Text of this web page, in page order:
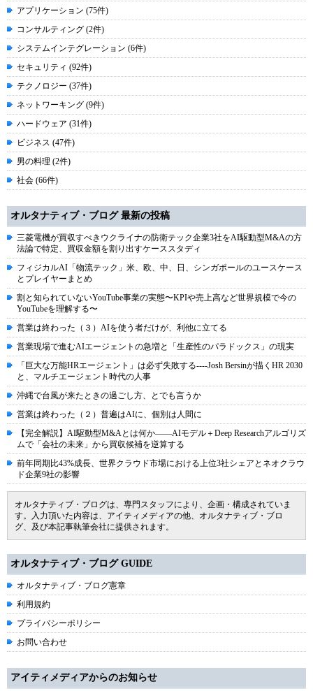
アプリケーション (75件)
コンサルティング (2件)
システムインテグレーション (6件)
セキュリティ (92件)
テクノロジー (37件)
ネットワーキング (9件)
ハードウェア (31件)
ビジネス (47件)
男の料理 (2件)
社会 (66件)
オルタナティブ・ブログ 最新の投稿
三菱電機が買収すべきウクライナの防衛テック企業3社をAI駆動型M&Aの方
法論で特定、買収金額を割り出すケーススタディ
フィジカルAI「物流テック」米、欧、中、日、シンガポールのユースケース
とプレイヤーまとめ
割と知られていないYouTube事業の実態〜KPIや売上高など世界規模で今の
YouTubeを理解する〜
営業は終わった（３）AIを使う者だけが、利他に立てる
営業現場で進むAIエージェントの急増と「生産性のパラドックス」の現実
「巨大な万能HRエージェント」は必ず失敗する----Josh Bersinが描くHR 2030
と、マルチエージェント時代の人事
沖縄で台風が来たときの過ごし方、とでも言うか
営業は終わった（２）普遍はAIに、個別は人間に
【完全解説】AI駆動型M&Aとは何か――AIモデル＋Deep Researchアルゴリズ
ムで「会社の未来」から買収候補を逆算する
前年同期比43%成長、世界クラウド市場における上位3社シェアとネオクラウ
ド企業9社の影響
オルタナティブ・ブログは、専門スタッフにより、企画・構成されていま
す。入力頂いた内容は、アイティメディアの他、オルタナティブ・ブロ
グ、及び本記事執筆会社に提供されます。
オルタナティブ・ブログ GUIDE
オルタナティブ・ブログ憲章
利用規約
プライバシーポリシー
お問い合わせ
アイティメディアからのお知らせ